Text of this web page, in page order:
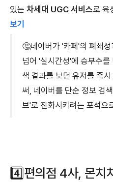
있는 차세대 UGC 서비스로 육
보기
🤔네이버가 '카페'의 폐쇄
넘어 '실시간성'에 승부수
색 결과를 보던 유저를 즉
써, 네이버를 단순 정보 검
브'로 진화시키려는 포석으
4️⃣편의점 4사, 몬치